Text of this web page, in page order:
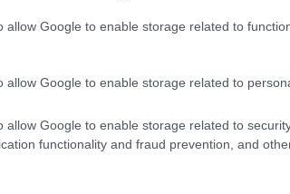
allow Google to enable storage related to
allow Google to enable storage related to
allow Google to enable storage related to
functionality and fraud prevention, and